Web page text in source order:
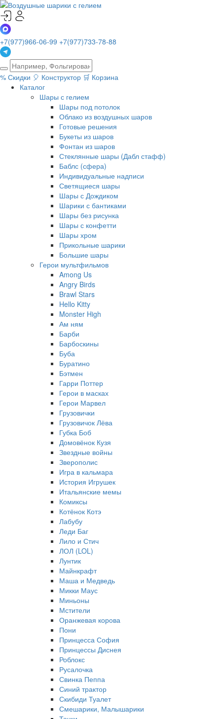
+7(977)966-06-99 +7(977)733-78-88
% Скидки 🎈 Конструктор 🛒 Корзина
Каталог
Шары с гелием
Шары под потолок
Облако из воздушных шаров
Готовые решения
Букеты из шаров
Фонтан из шаров
Стеклянные шары (Дабл стафф)
Баблс (сфера)
Индивидуальные надписи
Светящиеся шары
Шары с Дождиком
Шарики с бантиками
Шары без рисунка
Шары с конфетти
Шары хром
Прикольные шарики
Большие шары
Герои мультфильмов
Among Us
Angry Birds
Brawl Stars
Hello Kitty
Monster High
Ам ням
Барби
Барбоскины
Буба
Буратино
Бэтмен
Гарри Поттер
Герои в масках
Герои Марвел
Грузовички
Грузовичок Лёва
Губка Боб
Домовёнок Кузя
Звездные войны
Зверополис
Игра в кальмара
История Игрушек
Итальянские мемы
Комиксы
Котёнок Котэ
Лабубу
Леди Баг
Лило и Стич
ЛОЛ (LOL)
Лунтик
Майнкрафт
Маша и Медведь
Микки Маус
Миньоны
Мстители
Оранжевая корова
Пони
Принцесса София
Принцессы Диснея
Роблокс
Русалочка
Свинка Пеппа
Синий трактор
Скибиди Туалет
Смешарики, Малышарики